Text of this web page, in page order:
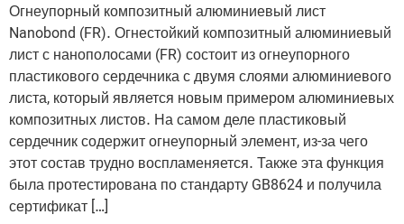
Огнеупорный композитный алюминиевый лист
Nanobond (FR). Огнестойкий композитный алюминиевый
лист с нанополосами (FR) состоит из огнеупорного
пластикового сердечника с двумя слоями алюминиевого
листа, который является новым примером алюминиевых
композитных листов. На самом деле пластиковый
сердечник содержит огнеупорный элемент, из-за чего
этот состав трудно воспламеняется. Также эта функция
была протестирована по стандарту GB8624 и получила
сертификат […]